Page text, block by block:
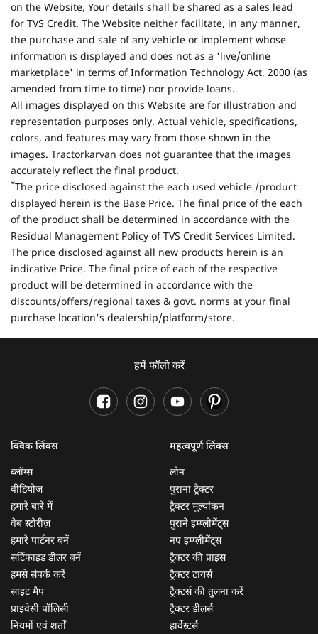
on the Website, Your details shall be shared as a sales lead
for TVS Credit. The Website neither facilitate, in any manner,
the purchase and sale of any vehicle or implement whose
information is displayed and does not as a 'live/online
marketplace' in terms of Information Technology Act, 2000 (as
amended from time to time) nor provide loans.
All images displayed on this Website are for illustration and
representation purposes only. Actual vehicle, specifications,
colors, and features may vary from those shown in the
images. Tractorkarvan does not guarantee that the images
accurately reflect the final product.
*The price disclosed against the each used vehicle /product
displayed herein is the Base Price. The final price of the each
of the product shall be determined in accordance with the
Residual Management Policy of TVS Credit Services Limited.
The price disclosed against all new products herein is an
indicative Price. The final price of each of the respective
product will be determined in accordance with the
discounts/offers/regional taxes & govt. norms at your final
purchase location's dealership/platform/store.
हमें फॉलो करें
क्विक लिंक्स
ब्लॉग्स
वीडियोज
हमारे बारे में
वेब स्टोरीज़
हमारे पार्टनर बनें
सर्टिफाइड डीलर बनें
हमसे संपर्क करें
साइट मैप
प्राइवेसी पॉलिसी
नियमों एवं शर्तों
महत्वपूर्ण लिंक्स
लोन
पुराना ट्रैक्टर
ट्रैक्टर मूल्यांकन
पुराने इम्प्लीमेंट्स
नए इम्प्लीमेंट्स
ट्रैक्टर की प्राइस
ट्रैक्टर टायर्स
ट्रैक्टर्स की तुलना करें
ट्रैक्टर डीलर्स
हार्वेस्टर्स